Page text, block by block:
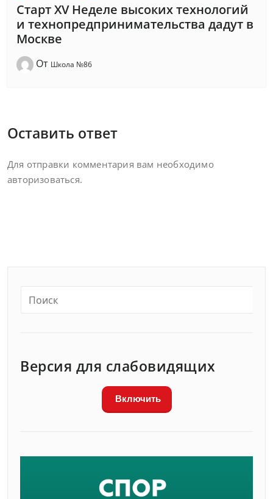
Старт XV Неделе высоких технологий
и технопредпринимательства дадут в
Москве
От Школа №86
Оставить ответ
Для отправки комментария вам необходимо
авторизоваться.
Версия для слабовидящих
Включить